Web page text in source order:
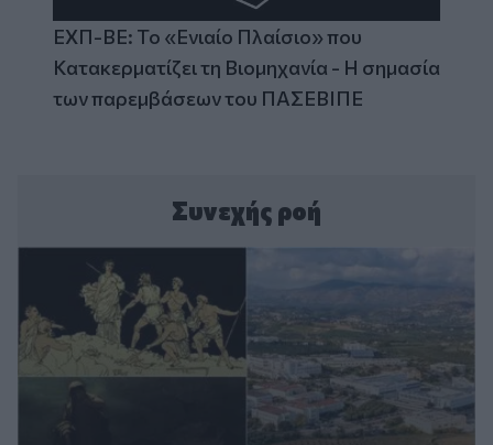
ΕΧΠ-ΒΕ: Το «Ενιαίο Πλαίσιο» που
Κατακερματίζει τη Βιομηχανία - Η σημασία
των παρεμβάσεων του ΠΑΣΕΒΙΠΕ
Συνεχής ροή